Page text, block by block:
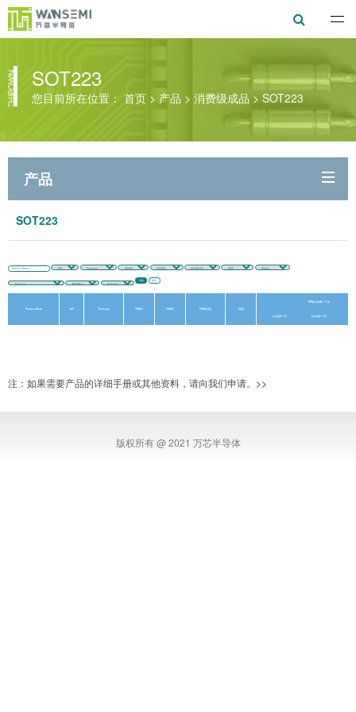
万芯半导体
SOT223
您目前所在位置： 首页 > 产品 > 消费级成品 > SOT223
产品
SOT223
搜索 清空
Product Name N/P Package VDS(V) VGS(V) VGS(th)(V)
RDS(on)(mΩ) / Typ.
(typ)(@10V) (typ)(@4.5V)
注：如果需要产品的详细手册或其他资料，请向我们申请。 >>
版权所有 @ 2021 万芯半导体